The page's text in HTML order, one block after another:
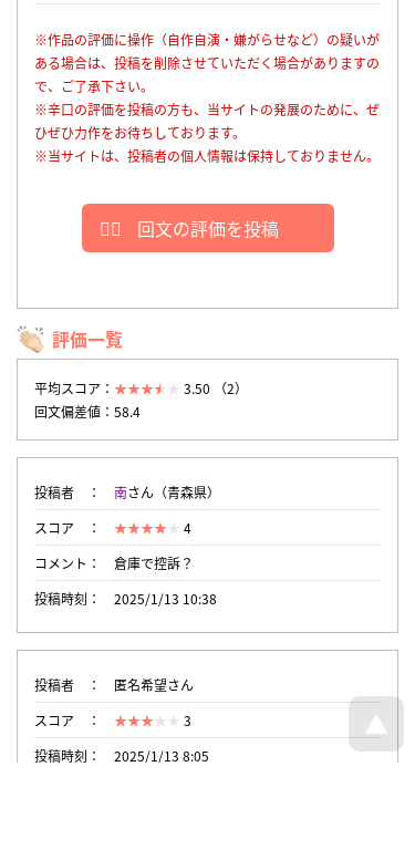
※作品の評価に操作（自作自演・嫌がらせなど）の疑いが
ある場合は、投稿を削除させていただく場合がありますの
で、ご了承下さい。
※辛口の評価を投稿の方も、当サイトの発展のために、ぜ
ひぜひ力作をお待ちしております。
※当サイトは、投稿者の個人情報は保持しておりません。
回文の評価を投稿
評価一覧
平均スコア：
3.50 （2）
回文偏差値：58.4
投稿者 南さん（青森県）
スコア
4
コメント
倉庫で控訴？
投稿時刻
2025/1/13 10:38
投稿者
匿名希望さん
スコア
3
投稿時刻
2025/1/13 8:05